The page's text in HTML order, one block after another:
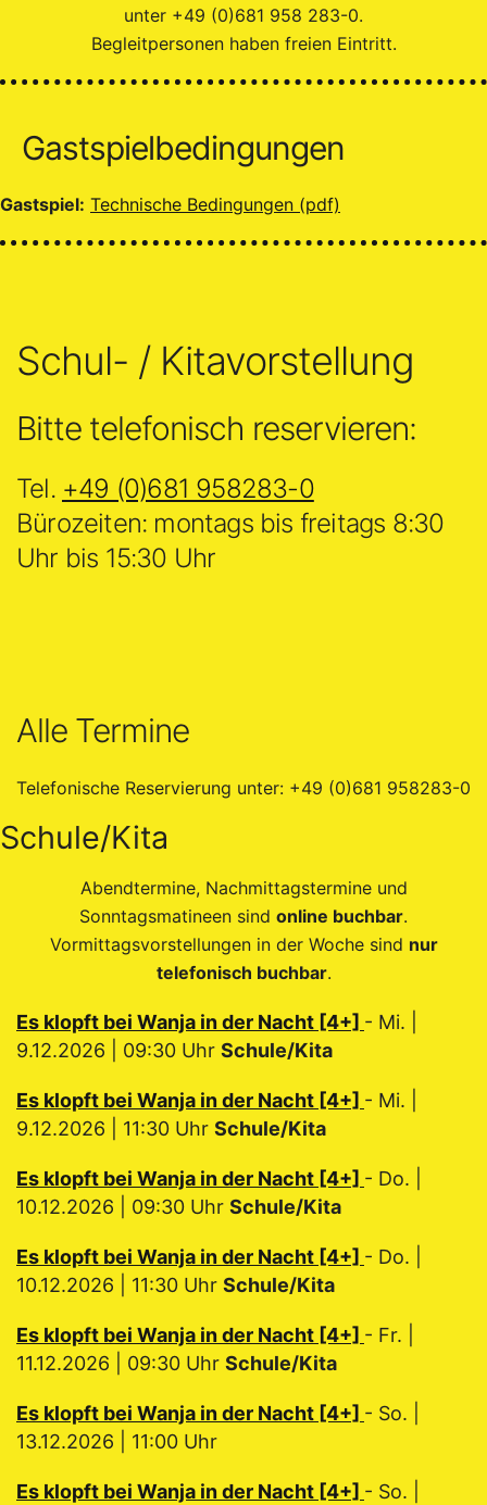
unter +49 (0)681 958 283-0.
Begleitpersonen haben freien Eintritt.
Gastspielbedingungen
Gastspiel: Technische Bedingungen (pdf)
Schul- / Kitavorstellung
Bitte telefonisch reservieren:
Tel. +49 (0)681 958283-0
Bürozeiten: montags bis freitags 8:30
Uhr bis 15:30 Uhr
Alle Termine
Telefonische Reservierung unter: +49 (0)681 958283-0
Schule/Kita
Abendtermine, Nachmittagstermine und
Sonntagsmatineen sind online buchbar.
Vormittagsvorstellungen in der Woche sind nur
telefonisch buchbar.
Es klopft bei Wanja in der Nacht [4+] - Mi. |
9.12.2026 | 09:30 Uhr Schule/Kita
Es klopft bei Wanja in der Nacht [4+] - Mi. |
9.12.2026 | 11:30 Uhr Schule/Kita
Es klopft bei Wanja in der Nacht [4+] - Do. |
10.12.2026 | 09:30 Uhr Schule/Kita
Es klopft bei Wanja in der Nacht [4+] - Do. |
10.12.2026 | 11:30 Uhr Schule/Kita
Es klopft bei Wanja in der Nacht [4+] - Fr. |
11.12.2026 | 09:30 Uhr Schule/Kita
Es klopft bei Wanja in der Nacht [4+] - So. |
13.12.2026 | 11:00 Uhr
Es klopft bei Wanja in der Nacht [4+] - So. |